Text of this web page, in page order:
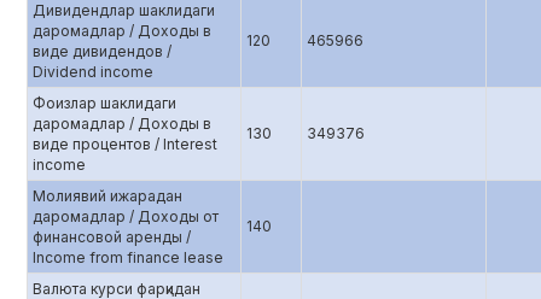
Дивидендлар шаклидаги
даромадлар / Доходы в
виде дивидендов /
Dividend income
120 465966
Фоизлар шаклидаги
даромадлар / Доходы в
виде процентов / Interest
income
130 349376
Молиявий ижарадан
даромадлар / Доходы от
финансовой аренды /
Income from finance lease
140
Валюта курси фарқидан